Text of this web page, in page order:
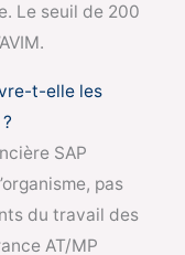
Le seuil de 200
t-elle les
SAP
pas
du travail des
AT/MP